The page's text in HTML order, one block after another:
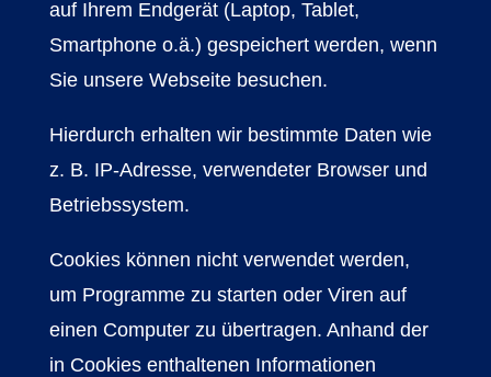
auf Ihrem Endgerät (Laptop, Tablet,
Smartphone o.ä.) gespeichert werden, wenn
Sie unsere Webseite besuchen.
Hierdurch erhalten wir bestimmte Daten wie
z. B. IP-Adresse, verwendeter Browser und
Betriebssystem.
Cookies können nicht verwendet werden,
um Programme zu starten oder Viren auf
einen Computer zu übertragen. Anhand der
in Cookies enthaltenen Informationen